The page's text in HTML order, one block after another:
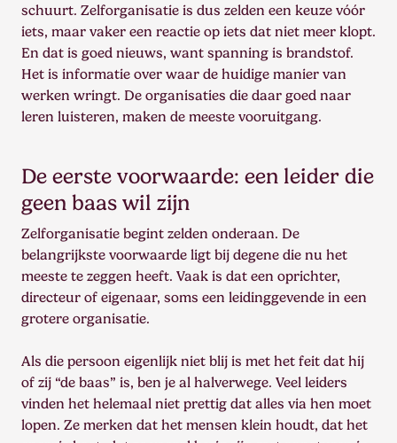
schuurt. Zelforganisatie is dus zelden een keuze vóór
iets, maar vaker een reactie op iets dat niet meer klopt.
En dat is goed nieuws, want spanning is brandstof.
Het is informatie over waar de huidige manier van
werken wringt. De organisaties die daar goed naar
leren luisteren, maken de meeste vooruitgang.
De eerste voorwaarde: een leider die
geen baas wil zijn
Zelforganisatie begint zelden onderaan. De
belangrijkste voorwaarde ligt bij degene die nu het
meeste te zeggen heeft. Vaak is dat een oprichter,
directeur of eigenaar, soms een leidinggevende in een
grotere organisatie.
Als die persoon eigenlijk niet blij is met het feit dat hij
of zij “de baas” is, ben je al halverwege. Veel leiders
vinden het helemaal niet prettig dat alles via hen moet
lopen. Ze merken dat het mensen klein houdt, dat het